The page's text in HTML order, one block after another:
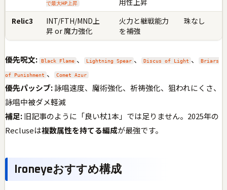
で最大HP上昇
用性上昇
Relic3
INT/FTH/MND上
昇 or 魔力強化
火力と継戦能力
を補強
珠なし
優先呪文: Black Flame 、 Lightning Spear 、 Discus of Light 、 Briars
of Punishment 、 Comet Azur
優先パッシブ:詠唱速度、魔術強化、祈祷強化、狙われにくさ、
詠唱中被ダメ軽減
補足:旧記事のように「良い杖1本」では足りません。2025年の
Recluseは複数属性を持てる編成が最強です。
Ironeyeおすすめ構成